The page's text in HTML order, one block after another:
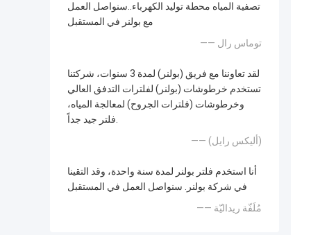
تصفية المياه محطة توليد الكهرباء..سنواصل العمل
مع بولنر في المستقبل
—— توماس رال
لقد تعاوننا مع فريق (بولنر) لمدة 3 سنوات، شركتنا
تستخدم خرطوشات (بولنر) لفلترات التدفق العالي
وخرطوشات (فلترات الجروح) لمعالجة المياه،
فلتر جيد جداً.
—— (أليكس رايل)
أنا استخدم فلتر بولنر لمدة سنة واحدة، وقد التقينا
في شركة بولنر. سنواصل العمل في المستقبل
—— مُلَفّة ريداليّة